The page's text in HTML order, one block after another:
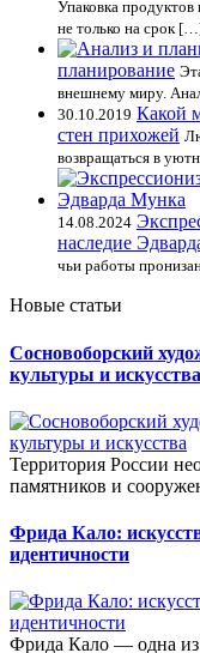
Упаковка
не только на срок
планирование
внешнему миру.
30.10.2019 Какой
стен прихожей
возвращаться в
14.08.2024
наследие
чьи работы
Новые статьи
Сосновоборский
культуры и искусства
Территория России
памятников и
Фрида Кало:
идентичности
Фрида Кало — одна из